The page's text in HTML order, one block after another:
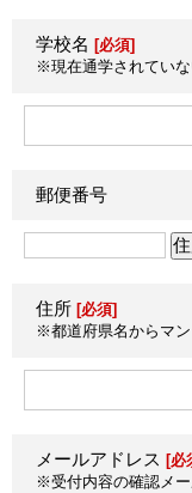
学校名 [必須]
※現在通学されていな
郵便番号
住所 [必須]
※都道府県名からマン
メールアドレス [必
※受付内容の確認メー